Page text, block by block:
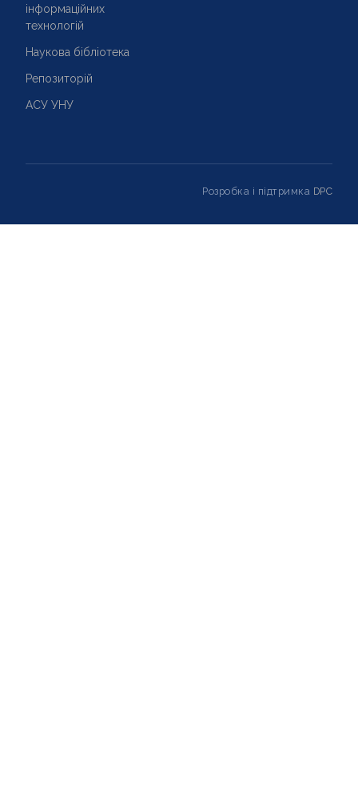
інформаційних
технологій
Наукова бібліотека
Репозиторій
АСУ УНУ
Розробка і підтримка DPC